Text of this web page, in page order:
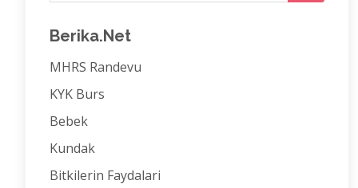
Berika.Net
MHRS Randevu
KYK Burs
Bebek
Kundak
Bitkilerin Faydalari